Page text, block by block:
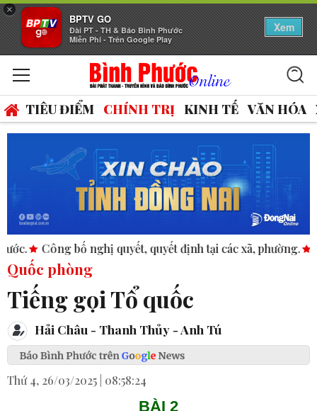
×
BPTV GO
Đài PT - TH & Báo Bình Phước
Miễn Phí - Trên Google Play
Xem
TIÊU ĐIỂM CHÍNH TRỊ KINH TẾ VĂN HÓA
nghị quyết, quyết định tại các xã, phường. ASEAN thúc
Quốc phòng
Tiếng gọi Tổ quốc
Hải Châu - Thanh Thủy - Anh Tú
Thứ 4, 26/03/2025 | 08:58:24
BÀI 2